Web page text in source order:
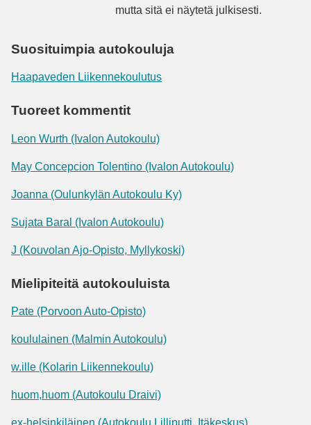
mutta sitä ei näytetä julkisesti.
Suosituimpia autokouluja
Haapaveden Liikennekoulutus
Tuoreet kommentit
Leon Wurth (Ivalon Autokoulu)
May Concepcion Tolentino (Ivalon Autokoulu)
Joanna (Oulunkylän Autokoulu Ky)
Sujata Baral (Ivalon Autokoulu)
J (Kouvolan Ajo-Opisto, Myllykoski)
Mielipiteitä autokouluista
Pate (Porvoon Auto-Opisto)
koululainen (Malmin Autokoulu)
w.ille (Kolarin Liikennekoulu)
huom,huom (Autokoulu Draivi)